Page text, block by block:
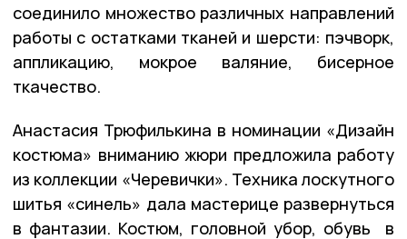
соединило множество различных направлений
работы с остатками тканей и шерсти: пэчворк,
аппликацию, мокрое валяние, бисерное
ткачество.
Анастасия Трюфилькина в номинации «Дизайн
костюма» вниманию жюри предложила работу
из коллекции «Черевички». Техника лоскутного
шитья «синель» дала мастерице развернуться
в фантазии. Костюм, головной убор, обувь в